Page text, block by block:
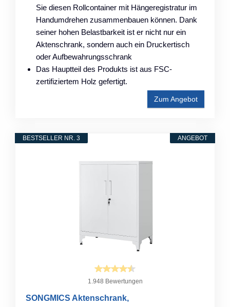
Sie diesen Rollcontainer mit Hängeregistratur im
Handumdrehen zusammenbauen können. Dank
seiner hohen Belastbarkeit ist er nicht nur ein
Aktenschrank, sondern auch ein Druckertisch
oder Aufbewahrungsschrank
Das Hauptteil des Produkts ist aus FSC-
zertifiziertem Holz gefertigt.
Zum Angebot
ANGEBOT
BESTSELLER NR. 3
1.948 Bewertungen
SONGMICS Aktenschrank,